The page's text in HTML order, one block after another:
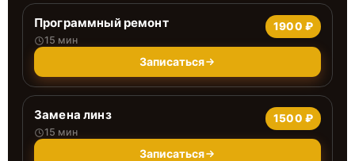
Программный ремонт
15 мин
1900 ₽
Записаться
Замена линз
15 мин
1500 ₽
Записаться